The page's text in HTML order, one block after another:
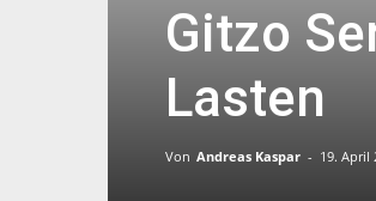
Gitzo
Lasten
Von Andreas Kaspar - 19. April